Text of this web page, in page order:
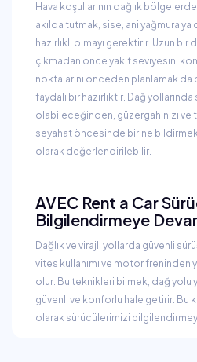
Hava koşullarının dağlık
akılda tutmak, sise, ani yağmura ya
hazırlıklı olmayı gerektirir. Uzun bir
çıkmadan önce yakıt seviyesini
noktalarını önceden planlamak da
faydalı bir hazırlıktır. Dağ
olabileceğinden, güzergahınızı ve
seyahat öncesinde birine
olarak değerlendirilebilir.
AVEC Rent a Car
Bilgilendirmeye
Dağlık ve virajlı yollarda güvenli
vites kullanımı ve motor freninden
olur. Bu teknikleri bilmek, dağ yolu
güvenli ve konforlu hale getirir. Bu
olarak sürücülerimizi